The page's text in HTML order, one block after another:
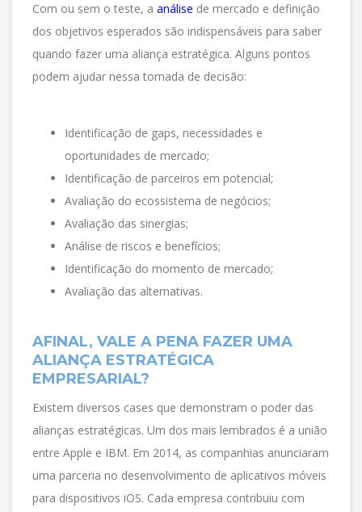
Com ou sem o teste, a análise de mercado e definição
dos objetivos esperados são indispensáveis para saber
quando fazer uma aliança estratégica. Alguns pontos
podem ajudar nessa tomada de decisão:
Identificação de gaps, necessidades e
oportunidades de mercado;
Identificação de parceiros em potencial;
Avaliação do ecossistema de negócios;
Avaliação das sinergias;
Análise de riscos e benefícios;
Identificação do momento de mercado;
Avaliação das alternativas.
AFINAL, VALE A PENA FAZER UMA
ALIANÇA ESTRATÉGICA
EMPRESARIAL?
Existem diversos cases que demonstram o poder das
alianças estratégicas. Um dos mais lembrados é a união
entre Apple e IBM. Em 2014, as companhias anunciaram
uma parceria no desenvolvimento de aplicativos móveis
para dispositivos iOS. Cada empresa contribuiu com